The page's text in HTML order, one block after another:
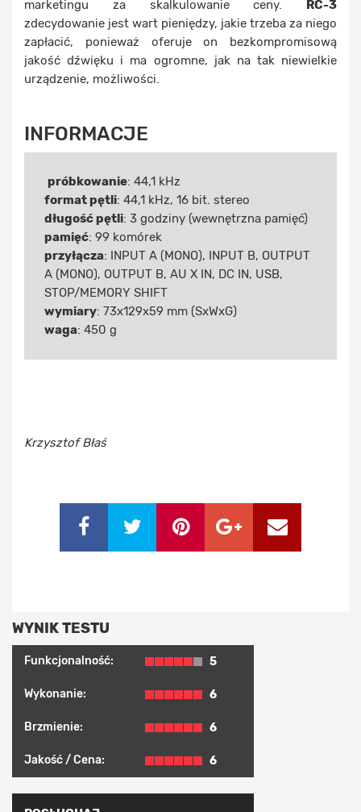
marketingu za skalkulowanie ceny. RC-3
zdecydowanie jest wart pieniędzy, jakie trzeba za niego
zapłacić, ponieważ oferuje on bezkompromisową
jakość dźwięku i ma ogromne, jak na tak niewielkie
urządzenie, możliwości.
INFORMACJE
próbkowanie: 44,1 kHz
format pętli: 44,1 kHz, 16 bit. stereo
długość pętli: 3 godziny (wewnętrzna pamięć)
pamięć: 99 komórek
przyłącza: INPUT A (MONO), INPUT B, OUTPUT
A (MONO), OUTPUT B, AU X IN, DC IN, USB,
STOP/MEMORY SHIFT
wymiary: 73x129x59 mm (SxWxG)
waga: 450 g
Krzysztof Błaś
WYNIK TESTU
Funkcjonalność: 5
Wykonanie: 6
Brzmienie: 6
Jakość / Cena: 6